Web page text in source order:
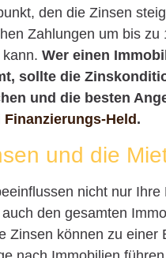
den die Zinsen
Zahlungen um bis zu
Wer einen
sollte die
und die besten
Finanzierungs-Held.
und die
nicht nur Ihre
den gesamten
Zinsen können zu einer